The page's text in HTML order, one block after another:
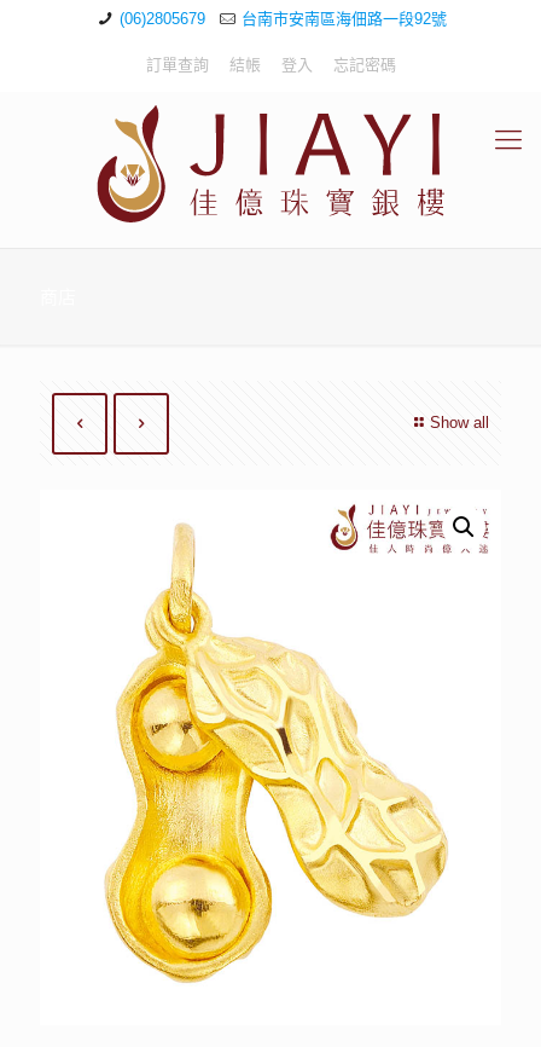
(06)2805679 台南市安南區海佃路一段92號
訂單查詢 結帳 登入 忘記密碼
Show all